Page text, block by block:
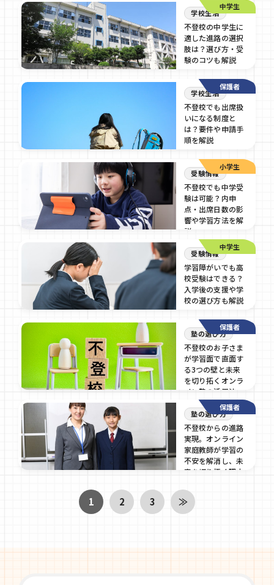
中学生
学校生活
不登校の中学生に
適した進路の選択
肢は？選び方・受
験のコツも解説
保護者
学校生活
不登校でも出席扱
いになる制度と
は？要件や申請手
順を解説
小学生
受験情報
不登校でも中学受
験は可能？内申
点・出席日数の影
響や学習方法を解
説
2026/04/14
中学生
受験情報
学習障がいでも高
校受験はできる？
入学後の支援や学
校の選び方も解説
保護者
塾の選び方
不登校のお子さま
が学習面で直面す
る3つの壁と未来
を切り拓くオンラ
イン塾の活用法
2026/04/13
保護者
塾の選び方
不登校からの進路
実現。オンライン
家庭教師が学習の
不安を解消し、未
来を切り拓く理由
1 2 3 ≫